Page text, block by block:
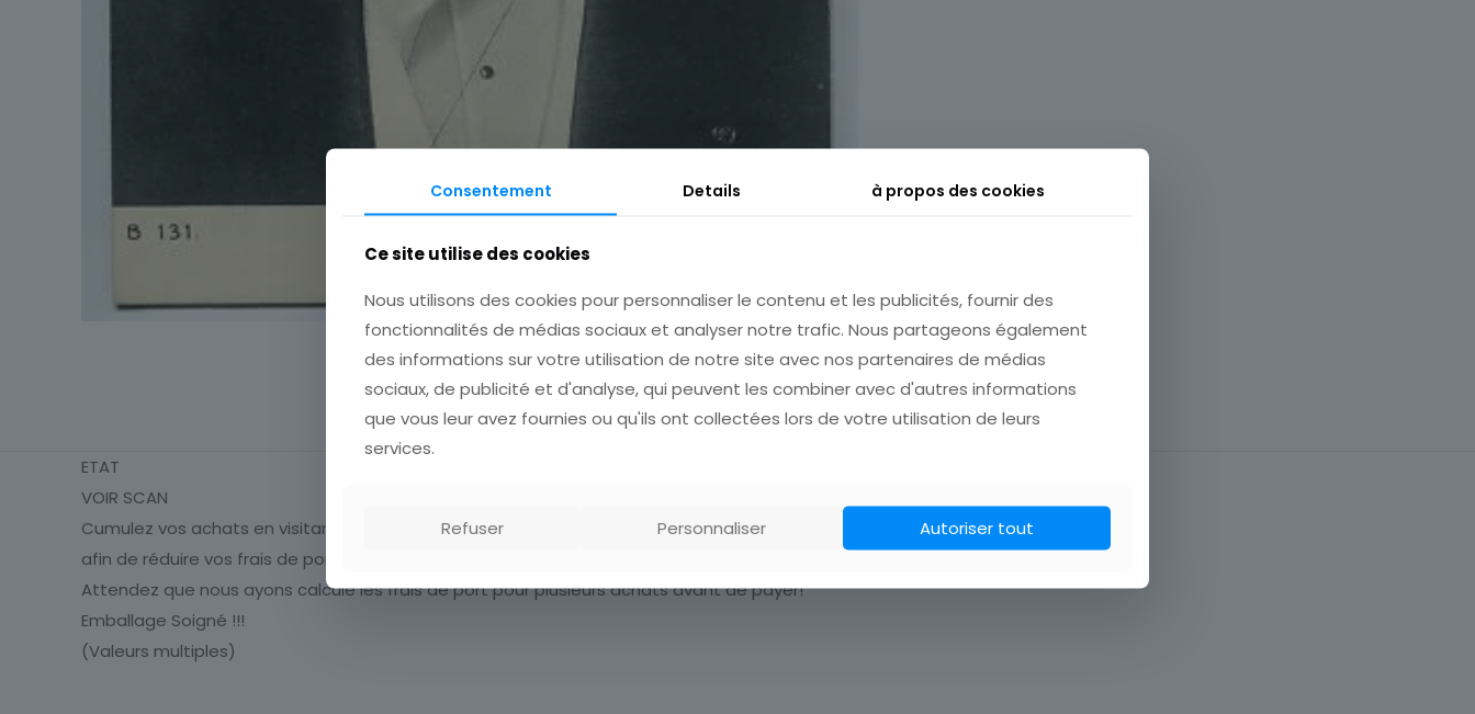
Description Informations complémentaires
ETAT
VOIR SCAN
Cumulez vos achats en visitant ma boutique
afin de réduire vos frais de port.
Attendez que nous ayons calculé les frais de port pour plusieurs achats avant de payer!
Emballage Soigné !!!
(Valeurs multiples)
Consentement Details à propos des cookies
Ce site utilise des cookies
Nous utilisons des cookies pour personnaliser le contenu et les publicités, fournir des
fonctionnalités de médias sociaux et analyser notre trafic. Nous partageons également
des informations sur votre utilisation de notre site avec nos partenaires de médias
sociaux, de publicité et d'analyse, qui peuvent les combiner avec d'autres informations
que vous leur avez fournies ou qu'ils ont collectées lors de votre utilisation de leurs
services.
Refuser Personnaliser Autoriser tout